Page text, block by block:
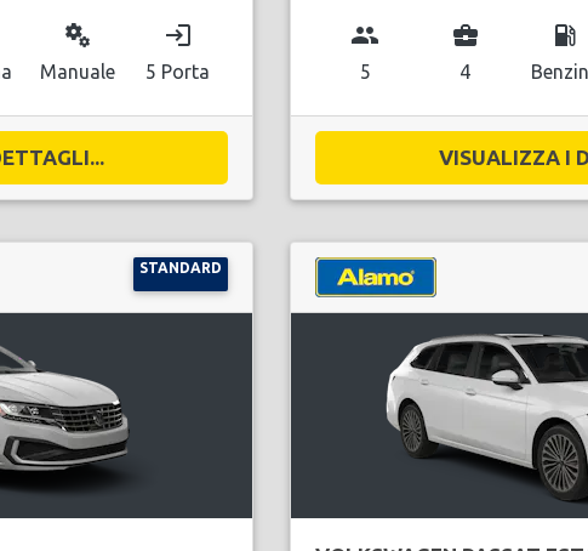
miscellaneous_services
Manuale
login
5 Porta
group
5
business_center
4
local_gas_station
VISUALIZZA I
STANDARD